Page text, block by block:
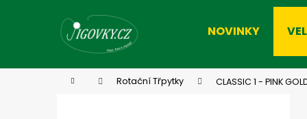
NOVINKY
Domů Rotační Třpytky CLASSIC 1 - PINK
Zpět
Zpět